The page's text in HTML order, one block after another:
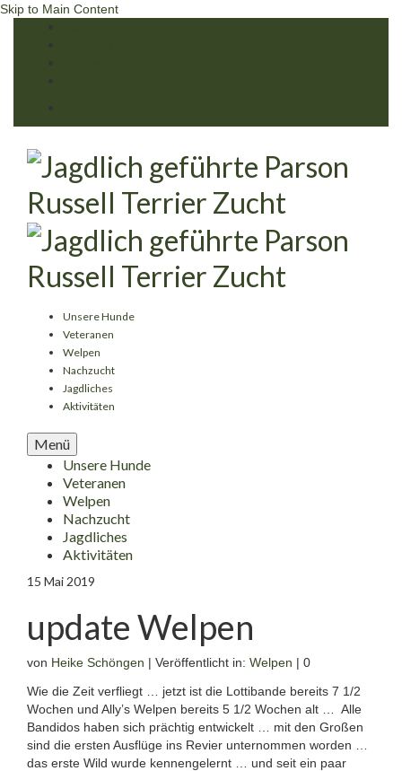
Skip to Main Content
Unsere Hunde
Veteranen
Welpen
Nachzucht
Jagdliches
Aktivitäten
Menü
Unsere Hunde
Veteranen
Welpen
Nachzucht
Jagdliches
Aktivitäten
15 Mai 2019
update Welpen
von Heike Schöngen | Veröffentlicht in: Welpen | 0
Wie die Zeit verfliegt … jetzt ist die Lottibande bereits 7 1/2
Wochen und Ally’s Welpen bereits 5 1/2 Wochen alt … Alle
Bandidos haben sich prächtig entwickelt … mit den Großen
sind die ersten Ausflüge ins Revier unternommen worden …
das erste Wild wurde kennengelernt … und seit ein paar